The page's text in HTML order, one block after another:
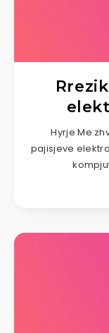
Hyrje Me
pajisjeve